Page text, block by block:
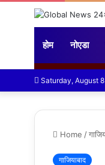
होम नोएडा
Saturday, August
Home /
गाजियाबाद